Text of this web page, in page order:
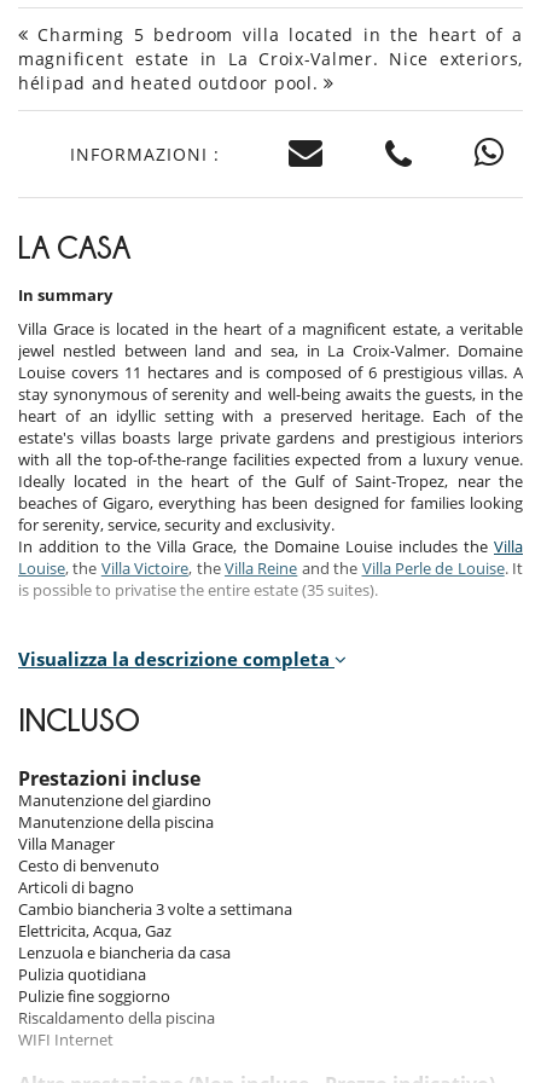
Charming 5 bedroom villa located in the heart of a
magnificent estate in La Croix-Valmer. Nice exteriors,
hélipad and heated outdoor pool.
INFORMAZIONI :
LA CASA
In summary
Villa Grace is located in the heart of a magnificent estate, a veritable
jewel nestled between land and sea, in La Croix-Valmer. Domaine
Louise covers 11 hectares and is composed of 6 prestigious villas. A
stay synonymous of serenity and well-being awaits the guests, in the
heart of an idyllic setting with a preserved heritage. Each of the
estate's villas boasts large private gardens and prestigious interiors
with all the top-of-the-range facilities expected from a luxury venue.
Ideally located in the heart of the Gulf of Saint-Tropez, near the
beaches of Gigaro, everything has been designed for families looking
for serenity, service, security and exclusivity.
In addition to the Villa Grace, the Domaine Louise includes the Villa
Louise, the Villa Victoire, theVilla Reine and the Villa Perle de Louise. It
is possible to privatise the entire estate (35 suites).
Bedrooms
Master bedroom, pool view. This bedroom has 1 double bed King size.
Bathroom private, with shower. separate WC room. This bedroom
Room 2 - Main house - 2 (20m2) :
Room, view of the garden. This bedroom has 1 double bed King size.
Bathroom private, with shower. separate WC room. This bedroom
includes also dressing room.
Room 3 - Outbuilding - 1 (22m2) :
Room, Ground level, view of the garden. This bedroom has 1 double
bed King size. Bathroom private, with bathtub. separate WC room.
This bedroom includes also dressing room, private terrace.
Room 4 - Outbuilding - 2 (15m2) :
Room, 1st floor. This bedroom has 1 double bed King size. Bathroom
Visualizza la descrizione completa
INCLUSO
Prestazioni incluse
Manutenzione del giardino
Manutenzione della piscina
Villa Manager
Cesto di benvenuto
Articoli di bagno
Cambio biancheria 3 volte a settimana
Elettricita, Acqua, Gaz
Lenzuola e biancheria da casa
Pulizia quotidiana
Pulizie fine soggiorno
Riscaldamento della piscina
WIFI Internet